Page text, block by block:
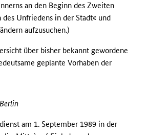
an den Beginn des Zweiten
Unfriedens in der Stadt« und
aufzusuchen.)
über bisher bekannt gewordene
geplante Vorhaben der
am 1. September 1989 in der